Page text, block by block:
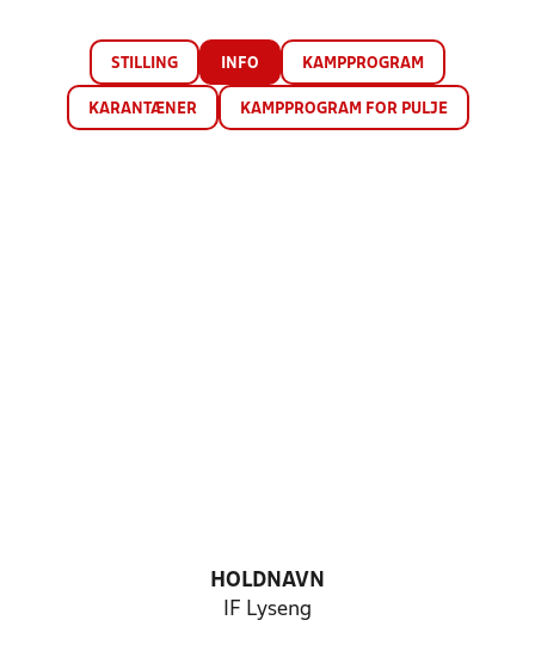
STILLING INFO KAMPPROGRAM
KARANTÆNER KAMPPROGRAM FOR PULJE
HOLDNAVN
IF Lyseng